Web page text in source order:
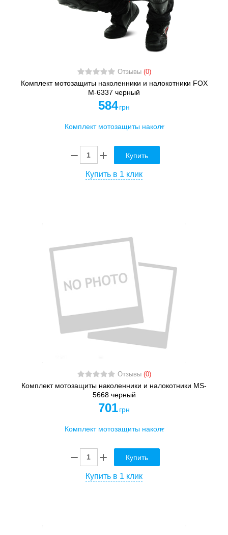
Отзывы (0)
Комплект мотозащиты наколенники и налокотники FOX
M-6337 черный
584 грн
Купить
Купить в 1 клик
Отзывы (0)
Комплект мотозащиты наколенники и налокотники MS-
5668 черный
701 грн
Купить
Купить в 1 клик